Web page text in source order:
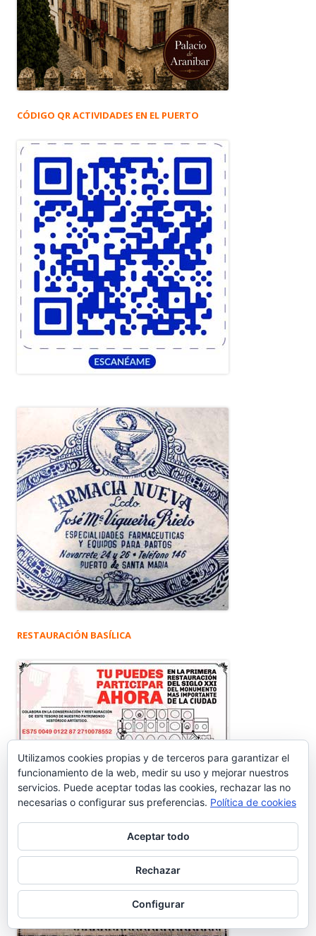
CÓDIGO QR ACTIVIDADES EN EL PUERTO
RESTAURACIÓN BASÍLICA
Utilizamos cookies propias y de terceros para garantizar el
funcionamiento de la web, medir su uso y mejorar nuestros
servicios. Puede aceptar todas las cookies, rechazar las no
necesarias o configurar sus preferencias. Política de cookies
Aceptar todo
Rechazar
Configurar